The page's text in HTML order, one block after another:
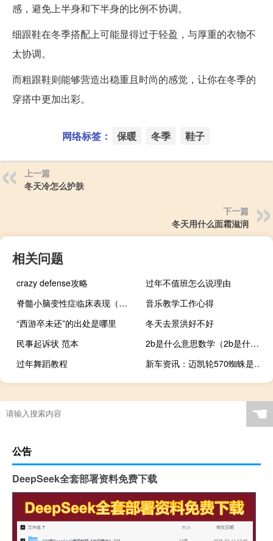
感，避免上半身和下半身的比例不协调。
细跟鞋在冬季搭配上可能显得过于轻盈，与厚重的衣物不
太协调。
而粗跟鞋则能够营造出稳重且时尚的感觉，让你在冬季的
穿搭中更加出彩。
网络标签： 保暖 冬季 鞋子
上一篇
冬天冷怎么护肤
下一篇
冬天用什么面霜滋润
相关问题
crazy defense攻略
过年不值班怎么说理由
脊髓小脑变性症临床表现（脊髓小脑变性症怎么治好）
音乐教学工作心得
“西游卒未还”的出处是哪里
冬天去景洪好不好
民事起诉状 范本
2b是什么意思数学（2b是什么意思）
过年舞蹈教程
新车资讯：迈凯轮570蜘蛛是完美的超级跑车吗
☚
公告
DeepSeek全套部署资料免费下载